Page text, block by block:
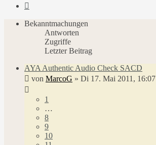
Bekanntmachungen
Antworten
Zugriffe
Letzter Beitrag
AYA Authentic Audio Check SACD
von MarcoG » Di 17. Mai 2011, 16:07
1
…
8
9
10